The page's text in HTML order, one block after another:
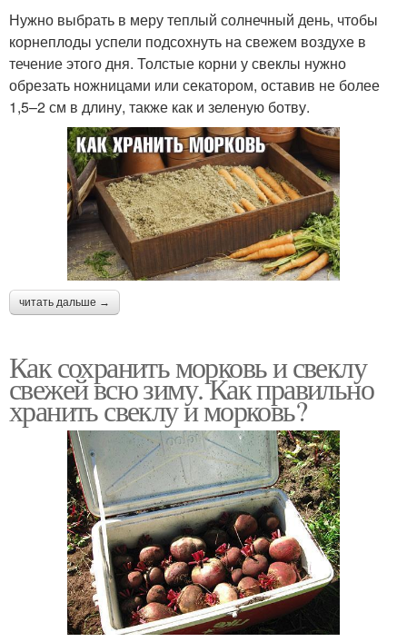
Нужно выбрать в меру теплый солнечный день, чтобы
корнеплоды успели подсохнуть на свежем воздухе в
течение этого дня. Толстые корни у свеклы нужно
обрезать ножницами или секатором, оставив не более
1,5–2 см в длину, также как и зеленую ботву.
читать дальше →
Как сохранить морковь и свеклу
свежей всю зиму. Как правильно
хранить свеклу и морковь?